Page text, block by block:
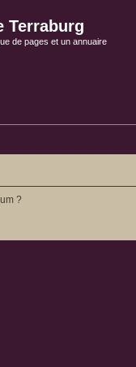
Terraburg
de pages et un annuaire
?